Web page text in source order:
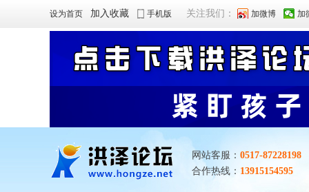
设为首页 加入收藏 手机版 关注我们： 加微博 加
网站客服： 0517-87228198
合作热线： 13915154595